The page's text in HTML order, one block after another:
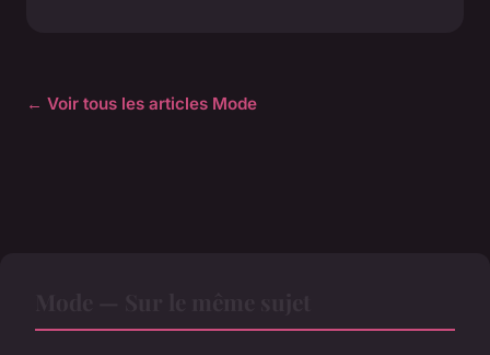
← Voir tous les articles Mode